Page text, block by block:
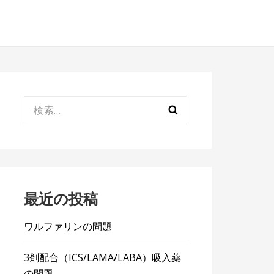
索:
最近の投稿
ワルファリンの問題
3剤配合（ICS/LAMA/LABA）吸入薬